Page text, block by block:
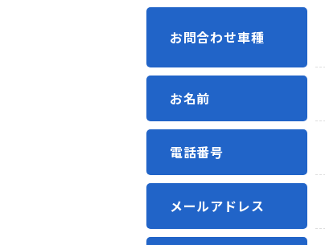
お問合わせ車種
お名前
電話番号
メールアドレス